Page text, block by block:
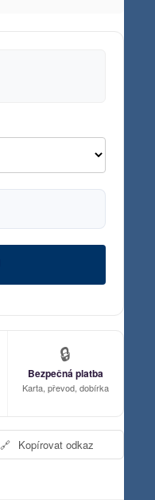
🔒
Bezpečná platba
Karta, převod, dobírka
🔗 Kopírovat odkaz